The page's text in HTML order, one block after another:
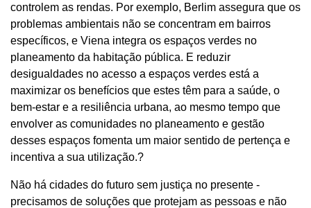
controlem as rendas. Por exemplo, Berlim assegura que os
problemas ambientais não se concentram em bairros
específicos, e Viena integra os espaços verdes no
planeamento da habitação pública. E reduzir
desigualdades no acesso a espaços verdes está a
maximizar os benefícios que estes têm para a saúde, o
bem-estar e a resiliência urbana, ao mesmo tempo que
envolver as comunidades no planeamento e gestão
desses espaços fomenta um maior sentido de pertença e
incentiva a sua utilização.?
Não há cidades do futuro sem justiça no presente -
precisamos de soluções que protejam as pessoas e não